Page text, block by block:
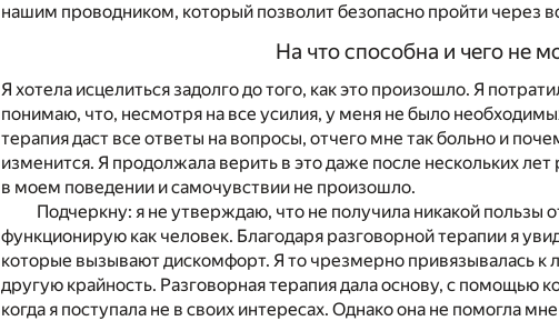
нашим проводником, который позволит безопасно пройти через
На что способна и чего не
Я хотела исцелиться задолго до того, как это произошло. Я
понимаю, что, несмотря на все усилия, у меня не было
терапия даст все ответы на вопросы, отчего мне так больно и
изменится. Я продолжала верить в это даже после нескольких
в моем поведении и самочувствии не произошло.
Подчеркну: я не утверждаю, что не получила никакой пользы
функционирую как человек. Благодаря разговорной терапии я
которые вызывают дискомфорт. Я то чрезмерно привязывалась к
другую крайность. Разговорная терапия дала основу, с помощью
когда я поступала не в своих интересах. Однако она не помогла